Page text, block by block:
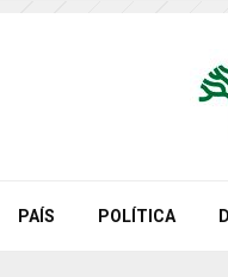
PAÍS POLÍTICA